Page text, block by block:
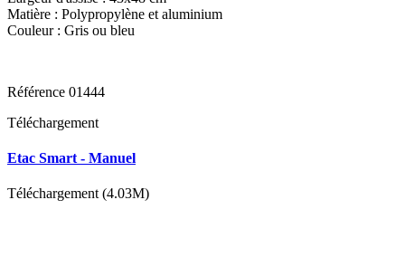
Matière : Polypropylène et aluminium
Couleur : Gris ou bleu
Référence 01444
Téléchargement
Etac Smart - Manuel
Téléchargement (4.03M)